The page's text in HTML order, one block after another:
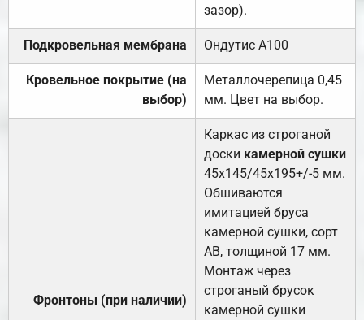
зазор).
Подкровельная мембрана Ондутис А100
Кровельное покрытие (на
выбор)
Металлочерепица 0,45
мм. Цвет на выбор.
Фронтоны (при наличии)
Каркас из строганой
доски камерной сушки
45х145/45х195+/-5 мм.
Обшиваются
имитацией бруса
камерной сушки, сорт
АВ, толщиной 17 мм.
Монтаж через
строганый брусок
камерной сушки